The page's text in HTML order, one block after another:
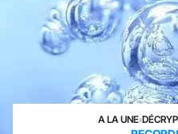
A LA UNE›